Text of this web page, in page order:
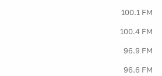
100.1 FM
100.4 FM
96.9 FM
96.6 FM